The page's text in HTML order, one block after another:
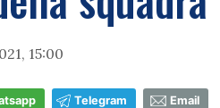
15:00
Telegram Email